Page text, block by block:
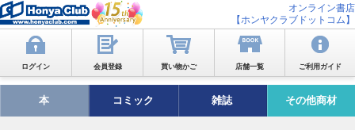
オンライン書店
【ホンヤクラブドットコム】
ログイン 会員登録 買い物かご 店舗一覧 ご利用ガイド
本 コミック 雑誌 その他商材